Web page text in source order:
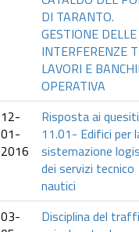
DI TARANTO.
GESTIONE DELLE
INTERFERENZE
LAVORI E
OPERATIVA
12-
01-
2016
Risposta ai
11.01- Edifici per
sistemazione
dei servizi tecnico
nautici
03-
Disciplina del